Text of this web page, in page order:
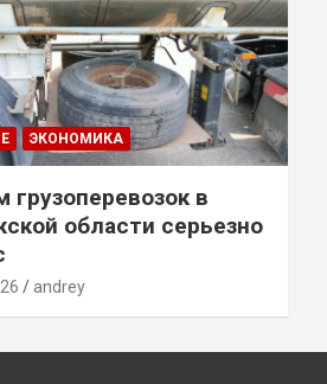
ЭКОНОМИКА
грузоперевозок в
области серьезно
andrey